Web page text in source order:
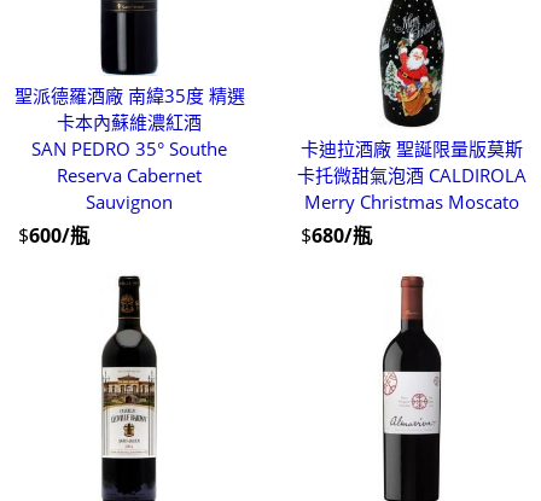
聖派德羅酒廠 南緯35度 精選
卡本內蘇維濃紅酒
SAN PEDRO 35° Southe
Reserva Cabernet
Sauvignon
$600/瓶
卡迪拉酒廠 聖誕限量版莫斯
卡托微甜氣泡酒 CALDIROLA
Merry Christmas Moscato
$680/瓶